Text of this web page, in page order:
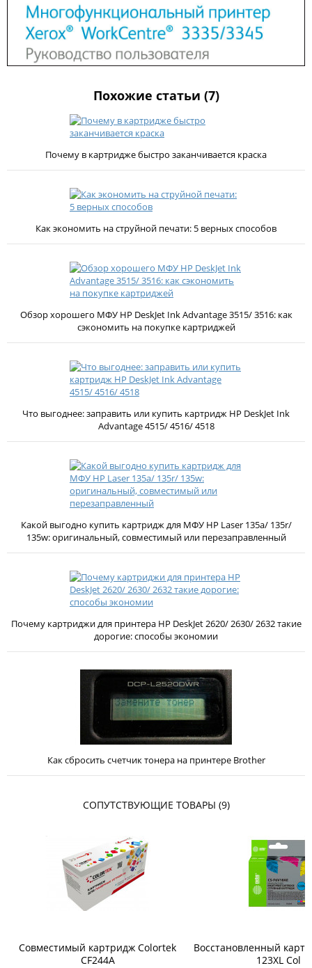
Похожие статьи (7)
Почему в картридже быстро заканчивается краска
Как экономить на струйной печати: 5 верных способов
Обзор хорошего МФУ HP DeskJet Ink Advantage 3515/ 3516: как
сэкономить на покупке картриджей
Что выгоднее: заправить или купить картридж HP DeskJet Ink
Advantage 4515/ 4516/ 4518
Какой выгодно купить картридж для МФУ HP Laser 135a/ 135r/
135w: оригинальный, совместимый или перезаправленный
Почему картриджи для принтера HP DeskJet 2620/ 2630/ 2632 такие
дорогие: способы экономии
Как сбросить счетчик тонера на принтере Brother
СОПУТСТВУЮЩИЕ ТОВАРЫ (9)
Совместимый картридж Colortek
CF244A
Восстановленный
123XL Col